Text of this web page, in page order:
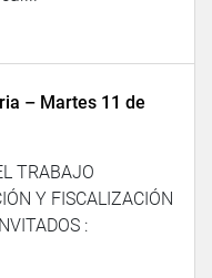
– Martes 11 de
TRABAJO
Y FISCALIZACIÓN
: